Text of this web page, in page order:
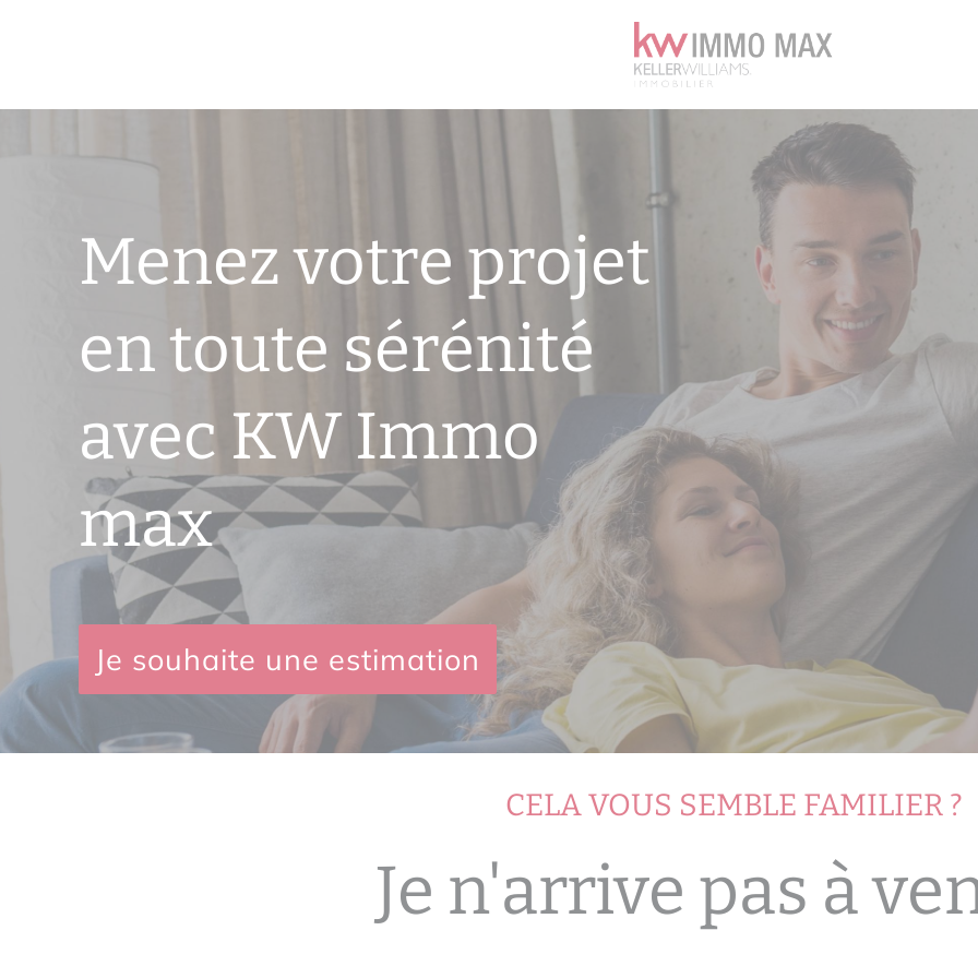
Menez votre projet
en toute sérénité
avec KW Immo
max
Je souhaite une estimation
CELA VOUS SEMBLE FAMILIER ?
Je n'arrive pas à